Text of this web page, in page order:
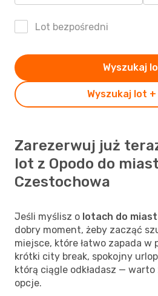
Lot bezpośredni
Wyszukaj lot
Wyszukaj
Zarezerwuj już
lot z Opodo do
Czestochowa
Jeśli myślisz o lotach do
dobry moment, żeby zacząć
miejsce, które łatwo zapada w
krótki city break, spokojny
którą ciągle odkładasz —
opcje.